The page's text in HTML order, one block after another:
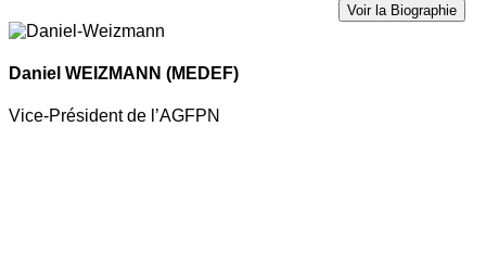
Voir la Biographie
Daniel WEIZMANN (MEDEF)
Vice-Président de l’AGFPN